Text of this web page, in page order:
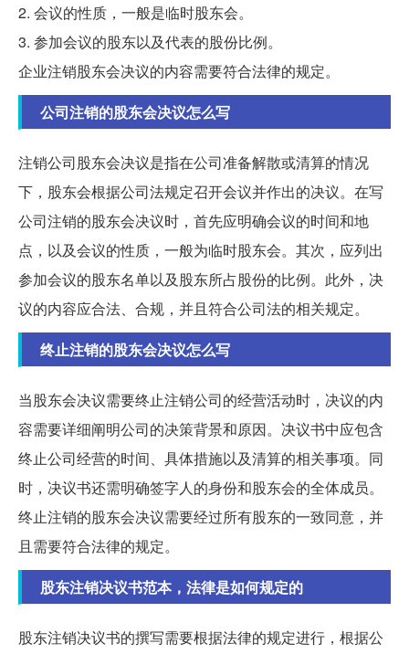
2. 会议的性质，一般是临时股东会。
3. 参加会议的股东以及代表的股份比例。
企业注销股东会决议的内容需要符合法律的规定。
公司注销的股东会决议怎么写
注销公司股东会决议是指在公司准备解散或清算的情况
下，股东会根据公司法规定召开会议并作出的决议。在写
公司注销的股东会决议时，首先应明确会议的时间和地
点，以及会议的性质，一般为临时股东会。其次，应列出
参加会议的股东名单以及股东所占股份的比例。此外，决
议的内容应合法、合规，并且符合公司法的相关规定。
终止注销的股东会决议怎么写
当股东会决议需要终止注销公司的经营活动时，决议的内
容需要详细阐明公司的决策背景和原因。决议书中应包含
终止公司经营的时间、具体措施以及清算的相关事项。同
时，决议书还需明确签字人的身份和股东会的全体成员。
终止注销的股东会决议需要经过所有股东的一致同意，并
且需要符合法律的规定。
股东注销决议书范本，法律是如何规定的
股东注销决议书的撰写需要根据法律的规定进行，根据公